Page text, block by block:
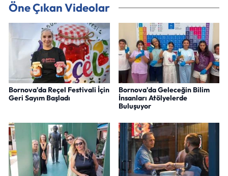
Öne Çıkan Videolar
Bornova'da Reçel Festivali İçin
Geri Sayım Başladı
Bornova'da Geleceğin Bilim
İnsanları Atölyelerde
Buluşuyor